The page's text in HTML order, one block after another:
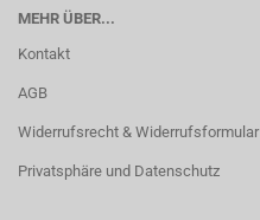
MEHR ÜBER...
Kontakt
AGB
Widerrufsrecht & Widerrufsformular
Privatsphäre und Datenschutz